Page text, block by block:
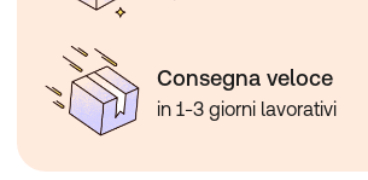
Consegna veloce
in 1-3 giorni lavorativi